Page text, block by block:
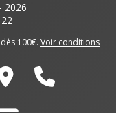
2026
100€. Voir conditions